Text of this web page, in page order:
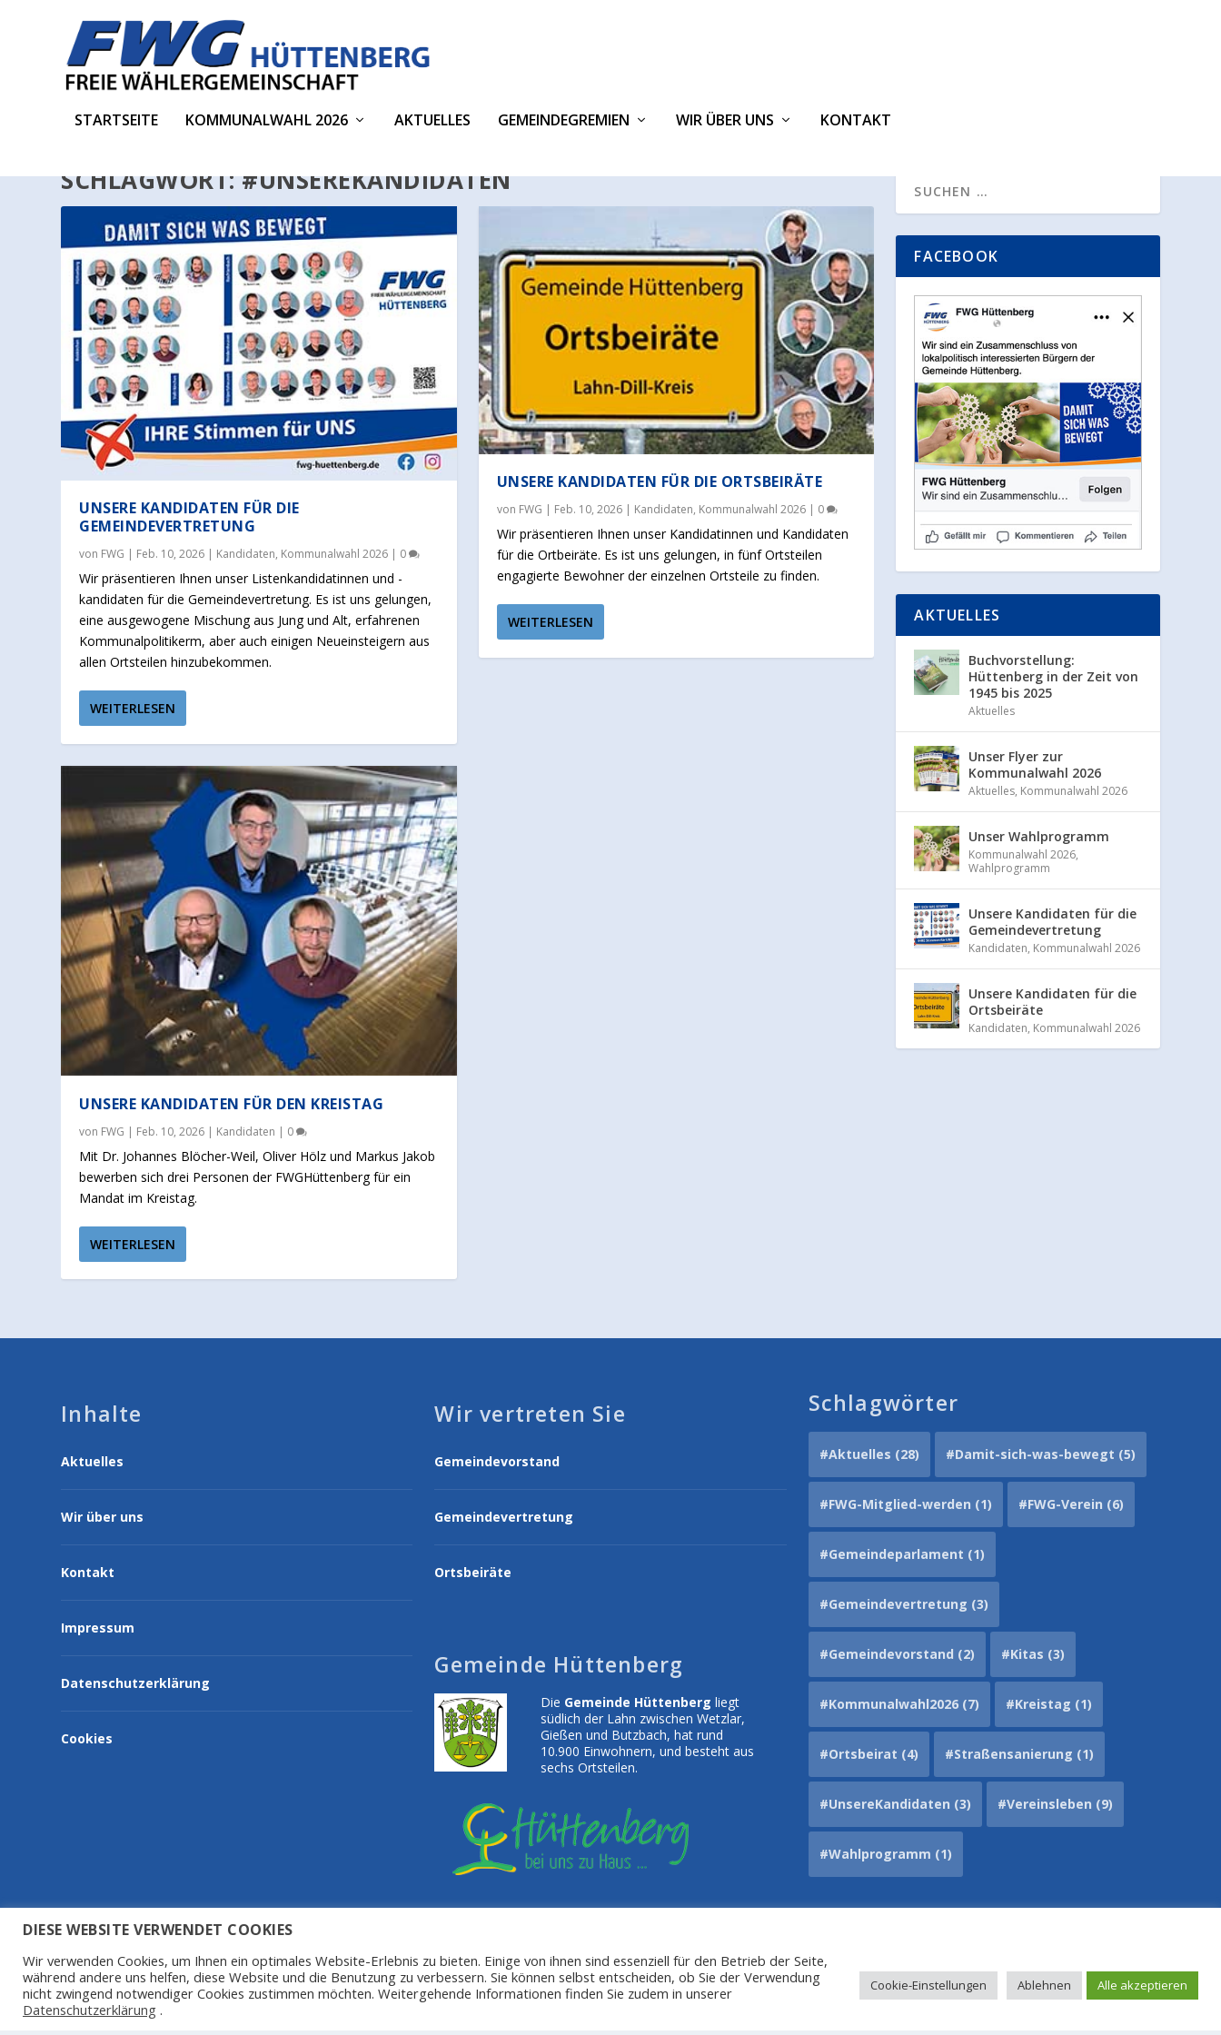
STARTSEITE KOMMUNALWAHL 2026 AKTUELLES GEMEINDEGREMIEN WIR ÜBER UNS KONTAKT
SCHLAGWORT:#UNSEREKANDIDATEN
UNSERE KANDIDATEN FÜR DIE
GEMEINDEVERTRETUNG
von FWG | Feb. 10, 2026 | Kandidaten, Kommunalwahl 2026 | 0
Wir präsentieren Ihnen unser Listenkandidatinnen und -
kandidaten für die Gemeindevertretung. Es ist uns gelungen,
eine ausgewogene Mischung aus Jung und Alt, erfahrenen
Kommunalpolitikerm, aber auch einigen Neueinsteigern aus
allen Ortsteilen hinzubekommen.
WEITERLESEN
UNSERE KANDIDATEN FÜR DEN KREISTAG
von FWG | Feb. 10, 2026 | Kandidaten | 0
Mit Dr. Johannes Blöcher-Weil, Oliver Hölz und Markus Jakob
bewerben sich drei Personen der FWGHüttenberg für ein
Mandat im Kreistag.
WEITERLESEN
UNSERE KANDIDATEN FÜR DIE ORTSBEIRÄTE
von FWG | Feb. 10, 2026| Kandidaten, Kommunalwahl 2026| 0
Wir präsentieren Ihnen unser Kandidatinnen und Kandidaten
für die Ortbeiräte. Es ist uns gelungen, in fünf Ortsteilen
engagierte Bewohner der einzelnen Ortsteile zu finden.
WEITERLESEN
FACEBOOK
AKTUELLES
Buchvorstellung:
Hüttenberg in der Zeit von
1945 bis 2025
Aktuelles
Unser Flyer zur
Kommunalwahl 2026
Aktuelles, Kommunalwahl 2026
Unser Wahlprogramm
Kommunalwahl 2026,
Wahlprogramm
Unsere Kandidaten für die
Gemeindevertretung
Kandidaten, Kommunalwahl 2026
Unsere Kandidaten für die
Ortsbeiräte
Kandidaten, Kommunalwahl 2026
Inhalte
Aktuelles
Wir über uns
Kontakt
Impressum
Datenschutzerklärung
Cookies
Wir vertreten Sie
Gemeindevorstand
Gemeindevertretung
Ortsbeiräte
Gemeinde Hüttenberg
Die Gemeinde Hüttenberg liegt
südlich der Lahn zwischen Wetzlar,
Gießen und Butzbach, hat rund
10.900 Einwohnern, und besteht aus
sechs Ortsteilen.
Schlagwörter
#Aktuelles (28) #Damit-sich-was-bewegt (5)
#FWG-Mitglied-werden (1) #FWG-Verein (6)
#Gemeindeparlament (1)
#Gemeindevertretung (3)
#Gemeindevorstand (2) #Kitas (3)
#Kommunalwahl2026(7) #Kreistag (1)
#Ortsbeirat (4) #Straßensanierung (1)
#UnsereKandidaten (3) #Vereinsleben (9)
#Wahlprogramm (1)
DIESE WEBSITE VERWENDET COOKIES
Wir verwenden Cookies, um Ihnen ein optimales Website-Erlebnis zu bieten. Einige von ihnen sind essenziell für den Betrieb der Seite,
während andere uns helfen, diese Website und die Benutzung zu verbessern. Sie können selbst entscheiden, ob Sie der Verwendung
nicht zwingend notwendiger Cookies zustimmen möchten. Weitergehende Informationen finden Sie zudem in unserer
Datenschutzerklärung .
Cookie-Einstellungen Ablehnen Alle akzeptieren